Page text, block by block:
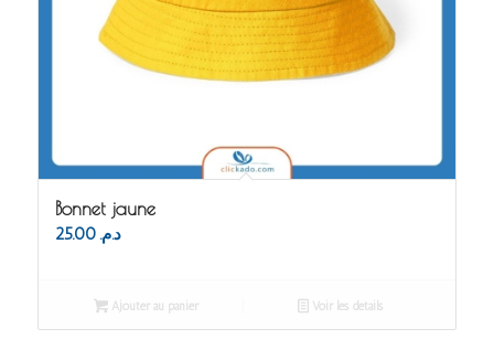
Bonnet jaune
د.م. 25.00
Ajouter au panier Voir les détails